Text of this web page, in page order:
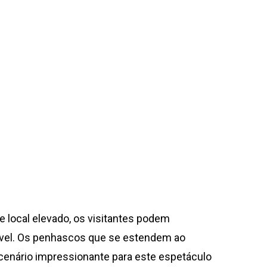
local elevado, os visitantes podem
Os penhascos que se estendem ao
impressionante para este espetáculo